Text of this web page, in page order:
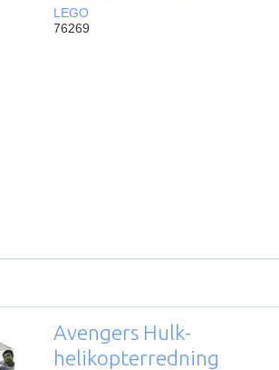
LEGO
76269
Avengers Hulk-
helikopterredning